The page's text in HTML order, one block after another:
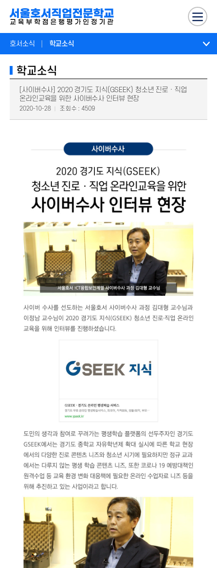
호서소식 학교소식
학교소식
[사이버수사] 2020 경기도 지식(GSEEK) 청소년 진로ㆍ직업
온라인교육을 위한 사이버수사 인터뷰 현장
2020-10-28 조회수 : 4509